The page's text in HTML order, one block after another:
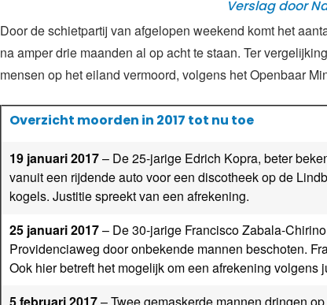
Verslag door
Door de schietpartij van afgelopen weekend komt het
na amper drie maanden al op acht te staan. Ter
mensen op het eiland vermoord, volgens het Openbaar
Overzicht moorden in 2017 tot nu toe
19 januari 2017– De 25-jarige Edrich Kopra, beter
vanuit een rijdende auto voor een discotheek op de
kogels. Justitie spreekt van een afrekening.
25 januari 2017– De 30-jarige Francisco Zabala-
Providenciaweg door onbekende mannen beschoten.
Ook hier betreft het mogelijk om een afrekening volgens
5 februari 2017– Twee gemaskerde mannen dringen